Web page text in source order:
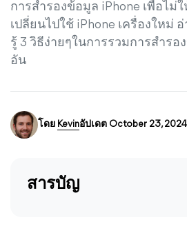
การสำรองข้อมูล iPhone เพื่อไม่
เปลี่ยนไปใช้ iPhone เครื่องใหม่
รู้ 3 วิธีง่ายๆในการรวมการสำรอ
อัน
โดย Kevinอัปเดต October 23, 2024
สารบัญ